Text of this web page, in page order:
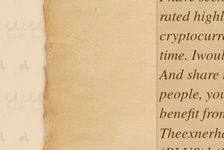
rated
time.
And
people,
benefit